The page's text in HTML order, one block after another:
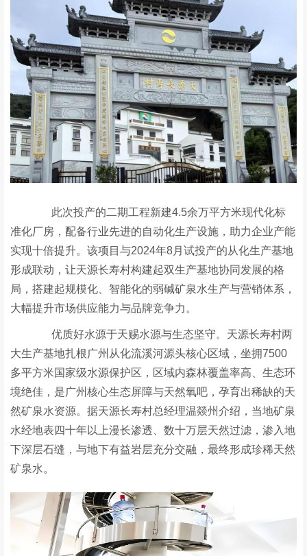
此次投产的二期工程新建4.5余万平方米现代化标
准化厂房，配备行业先进的自动化生产设施，助力企业产能
实现十倍提升。该项目与2024年8月试投产的从化生产基地
形成联动，让天源长寿村构建起双生产基地协同发展的格
局，搭建起规模化、智能化的弱碱矿泉水生产与营销体系，
大幅提升市场供应能力与品牌竞争力。
优质好水源于天赐水源与生态坚守。天源长寿村两
大生产基地扎根广州从化流溪河源头核心区域，坐拥7500
多平方米国家级水源保护区，区域内森林覆盖率高、生态环
境绝佳，是广州核心生态屏障与天然氧吧，孕育出稀缺的天
然矿泉水资源。据天源长寿村总经理温燚州介绍，当地矿泉
水经地表四十年以上漫长渗透、数十万层天然过滤，渗入地
下深层石缝，与地下有益岩层充分交融，最终形成珍稀天然
矿泉水。